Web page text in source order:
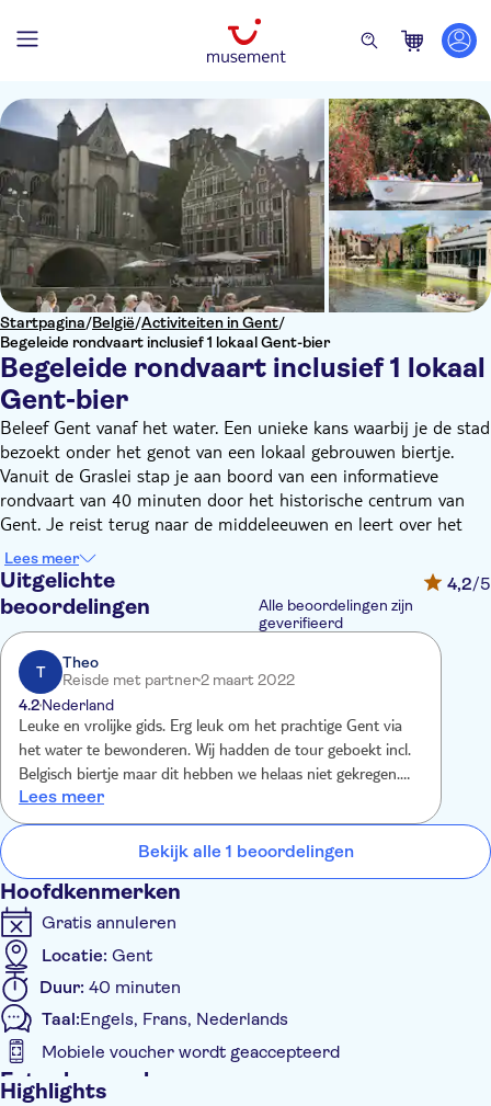
Startpagina/België/Activiteiten in Gent/
Begeleide rondvaart inclusief 1 lokaal Gent-bier
Begeleide rondvaart inclusief 1 lokaal
Gent-bier
Beleef Gent vanaf het water. Een unieke kans waarbij je de stad
bezoekt onder het genot van een lokaal gebrouwen biertje.
Vanuit de Graslei stap je aan boord van een informatieve
rondvaart van 40 minuten door het historische centrum van
Gent. Je reist terug naar de middeleeuwen en leert over het
prestigieuze verleden van de stad. Je komt langs de prachtige
gevels van de Graslei, de grote vroegere vleesmarkt, de ruwe en
steile muren van het Gravensteen kasteel.
Lees meer
Uitgelichte
beoordelingen
4,2/5
Alle beoordelingen zijn
geverifieerd
T
Theo
Reisde met partner2 maart 2022
4.2Nederland
Leuke en vrolijke gids. Erg leuk om het prachtige Gent via
het water te bewonderen. Wij hadden de tour geboekt incl.
Belgisch biertje maar dit hebben we helaas niet gekregen.
Omdat we geen contant geld bij ons hadden voor een fooi
hebben we het maar zo gelaten.
Lees meer
Bekijk alle 1 beoordelingen
Hoofdkenmerken
Gratis annuleren
Locatie: Gent
Duur: 40 minuten
Taal:Engels, Frans, Nederlands
Mobiele voucher wordt geaccepteerd
Extra kenmerken
Highlights